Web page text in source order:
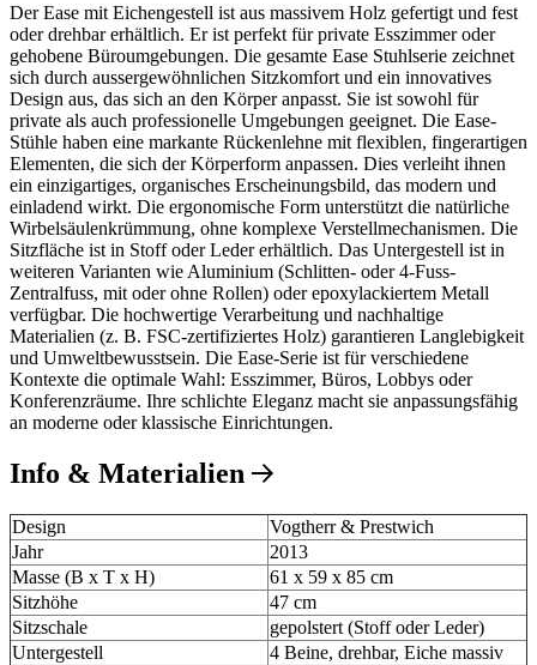
Der Ease mit Eichengestell ist aus massivem Holz gefertigt und fest
oder drehbar erhältlich. Er ist perfekt für private Esszimmer oder
gehobene Büroumgebungen. Die gesamte Ease Stuhlserie zeichnet
sich durch aussergewöhnlichen Sitzkomfort und ein innovatives
Design aus, das sich an den Körper anpasst. Sie ist sowohl für
private als auch professionelle Umgebungen geeignet. Die Ease-
Stühle haben eine markante Rückenlehne mit flexiblen, fingerartigen
Elementen, die sich der Körperform anpassen. Dies verleiht ihnen
ein einzigartiges, organisches Erscheinungsbild, das modern und
einladend wirkt. Die ergonomische Form unterstützt die natürliche
Wirbelsäulenkrümmung, ohne komplexe Verstellmechanismen. Die
Sitzfläche ist in Stoff oder Leder erhältlich. Das Untergestell ist in
weiteren Varianten wie Aluminium (Schlitten- oder 4-Fuss-
Zentralfuss, mit oder ohne Rollen) oder epoxylackiertem Metall
verfügbar. Die hochwertige Verarbeitung und nachhaltige
Materialien (z. B. FSC-zertifiziertes Holz) garantieren Langlebigkeit
und Umweltbewusstsein. Die Ease-Serie ist für verschiedene
Kontexte die optimale Wahl: Esszimmer, Büros, Lobbys oder
Konferenzräume. Ihre schlichte Eleganz macht sie anpassungsfähig
an moderne oder klassische Einrichtungen.
Info & Materialien
Design
Vogtherr & Prestwich
Jahr
2013
Masse (B x T x H)
61 x 59 x 85 cm
Sitzhöhe
47 cm
Sitzschale
gepolstert (Stoff oder Leder)
Untergestell
4 Beine, drehbar, Eiche massiv